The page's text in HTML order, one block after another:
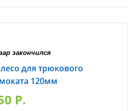
закончился
для трюкового
120мм
P.